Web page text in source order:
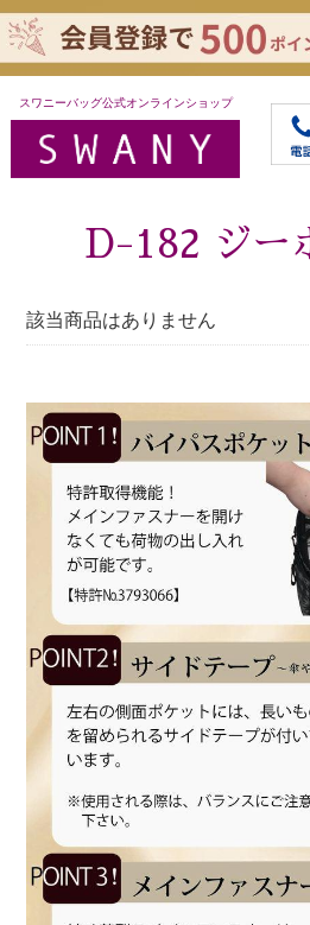
スワニーバッグ公式オンラインショップ
D-182 ジー
該当商品はありません